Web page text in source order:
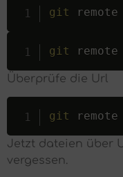
git remote
git remote
Überprüfe die Url
git
Jetzt dateien über
vergessen.